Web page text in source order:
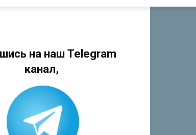
на наш Telegram
канал,